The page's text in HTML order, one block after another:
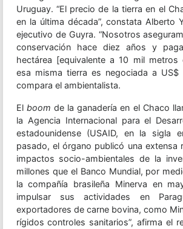
Uruguay. “El precio de la tierra en el
en la última década”, constata Alberto
ejecutivo de Guyra. “Nosotros
conservación hace diez años y
hectárea [equivalente a 10 mil metros
esa misma tierra es negociada a US$
compara el ambientalista.
El boom de la ganadería en el Chaco
la Agencia Internacional para el
estadounidense (USAID, en la sigla
pasado, el órgano publicó una extensa
impactos socio-ambientales de la
millones que el Banco Mundial, por
la compañía brasileña Minerva en
impulsar sus actividades en
exportadores de carne bovina, como
rígidos controles sanitarios”, afirma el